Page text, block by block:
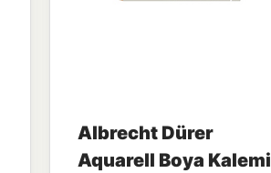
Albrecht Dürer
Aquarell Boya Kalemi